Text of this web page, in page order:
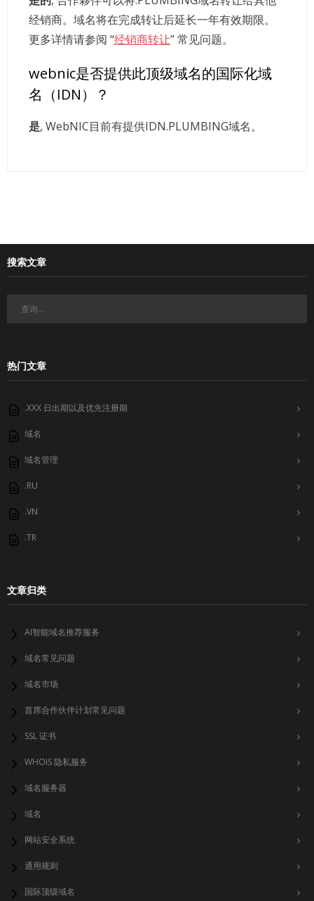
经销商。域名将在完成转让后延长一年有效期限。
更多详情请参阅 “经销商转让” 常见问题。
webnic是否提供此顶级域名的国际化域
名（IDN）？
是, WebNIC目前有提供IDN.PLUMBING域名。
搜索文章
热门文章
.XXX 日出期以及优先注册期
域名
域名管理
.RU
.VN
.TR
文章归类
AI智能域名推荐服务
域名常见问题
域名市场
首席合作伙伴计划常见问题
SSL 证书
WHOIS 隐私服务
域名服务器
域名
网站安全系统
通用规则
国际顶级域名